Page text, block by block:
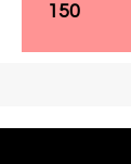
150